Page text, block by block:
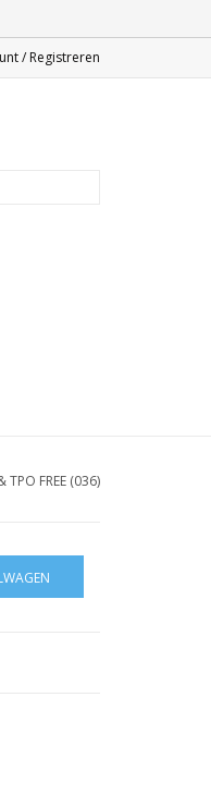
/ Registreren
TPO FREE (036)